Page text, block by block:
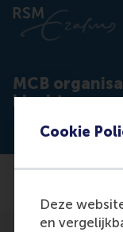
Cookie
Deze
en
MCB